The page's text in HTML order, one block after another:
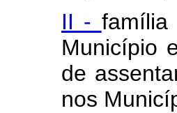
II -
Município
de
nos